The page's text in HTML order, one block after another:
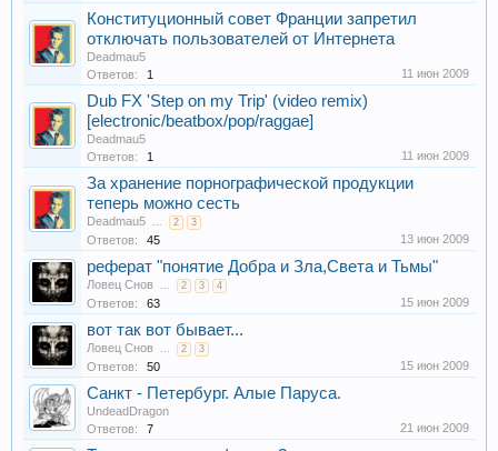
Конституционный совет Франции запретил
отключать пользователей от Интернета
Deadmau5
Ответов:
1 11 июн 2009
Dub FX 'Step on my Trip' (video remix)
[electronic/beatbox/pop/raggae]
Deadmau5
Ответов:
1 11 июн 2009
За хранение порнографической продукции
теперь можно сесть
Deadmau5 ... 2 3
Ответов: 45 13 июн 2009
реферат "понятие Добра и Зла,Света и Тьмы"
Ловец Снов ... 2 3 4
Ответов: 63 15 июн 2009
вот так вот бывает...
Ловец Снов ... 2 3
Ответов: 50 15 июн 2009
Санкт - Петербург. Алые Паруса.
UndeadDragon
Ответов:
7 21 июн 2009